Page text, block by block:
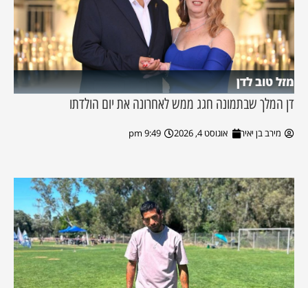
מזל טוב לדן
דן המלך שבתמונה חגג ממש לאחרונה את יום הולדתו
מירב בן יאיר אוגוסט 4, 2026 9:49 pm